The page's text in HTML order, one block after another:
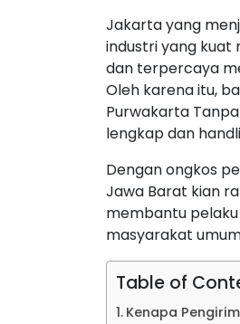
Jakarta yang
industri yang
dan terpercaya
Oleh karena itu,
Purwakarta
lengkap dan
Dengan ongkos
Jawa Barat kian
membantu
masyarakat
Table of
Kenapa